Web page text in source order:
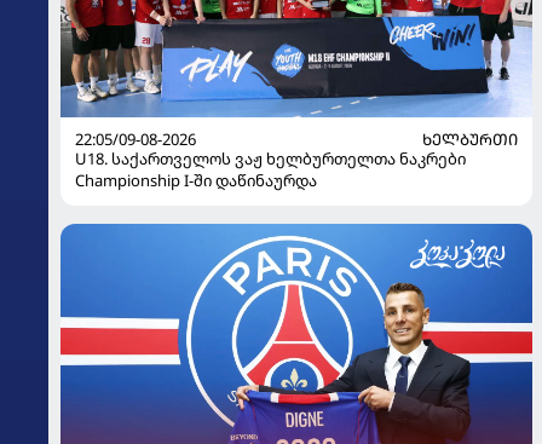
22:05/09-08-2026
ᲮᲔᲚᲑᲣᲠᲗᲘ
U18. საქართველოს ვაჟ ხელბურთელთა ნაკრები
Championship I-ში დაწინაურდა